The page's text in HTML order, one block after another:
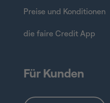
Preise und Konditionen
die faire Credit App
Für Kunden